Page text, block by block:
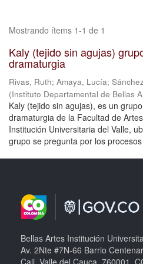
Mostrando ítems 1-1 de 1
Kaly (tejido sin agujas)
dramaturgia
Rivas, Ruth; Amaya, Lucía;
(Instituto Departamental de Bellas
Kaly (tejido sin agujas), es un
dramaturgia de la Facultad de
Institución Universitaria del Valle,
grupo se pregunta por los
Bellas Artes Institución
Av. 2Nte #7N-66 Barrio
Cali, Valle del Cauca, 760001,